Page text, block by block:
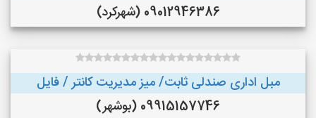
09012946386 (شهرکرد)
مبل اداری صندلی ثابت/ میز مدیریت کانتر / فایل
09915157746 (بوشهر)